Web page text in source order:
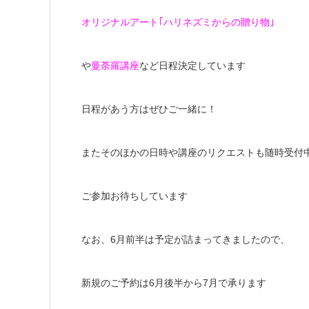
オリジナルアート｢ハリネズミからの贈り物｣
や曼荼羅講座など日程決定しています
日程があう方はぜひご一緒に！
またそのほかの日時や講座のリクエストも随時受付
ご参加お待ちしています
なお、6月前半は予定が詰まってきましたので、
新規のご予約は6月後半から7月で承ります